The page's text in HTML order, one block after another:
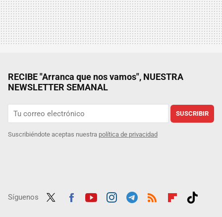
RECIBE "Arranca que nos vamos", NUESTRA
NEWSLETTER SEMANAL
SUSCRIBIR
Suscribiéndote aceptas nuestra política de privacidad
Síguenos